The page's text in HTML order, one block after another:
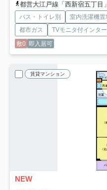
都営大江戸線「西新宿五丁目
バス・トイレ別 室内洗濯機置
都市ガス
TVモニタ付インタ
敷0 即入居可
賃貸マンション
NEW